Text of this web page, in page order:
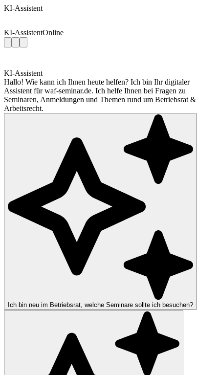
KI-Assistent
KI-AssistentOnline
KI-Assistent
Hallo! Wie kann ich Ihnen heute helfen? Ich bin Ihr digitaler
Assistent für waf-seminar.de. Ich helfe Ihnen bei Fragen zu
Seminaren, Anmeldungen und Themen rund um Betriebsrat &
Arbeitsrecht.
Ich bin neu im Betriebsrat, welche Seminare sollte ich besuchen?